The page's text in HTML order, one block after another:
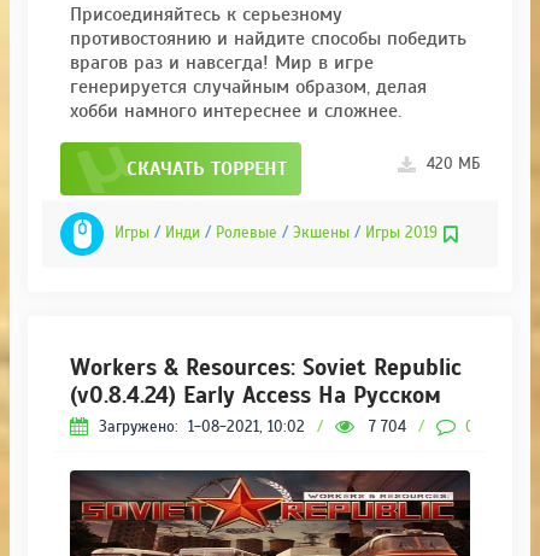
Присоединяйтесь к серьезному
противостоянию и найдите способы победить
врагов раз и навсегда! Мир в игре
генерируется случайным образом, делая
хобби намного интереснее и сложнее.
СКАЧАТЬ ТОРРЕНТ 420 МБ
Игры / Инди / Ролевые / Экшены / Игры 2019
Workers & Resources: Soviet Republic
(v0.8.4.24) Early Access На Русском
Загружено: 1-08-2021, 10:02 / 7 704 / 0